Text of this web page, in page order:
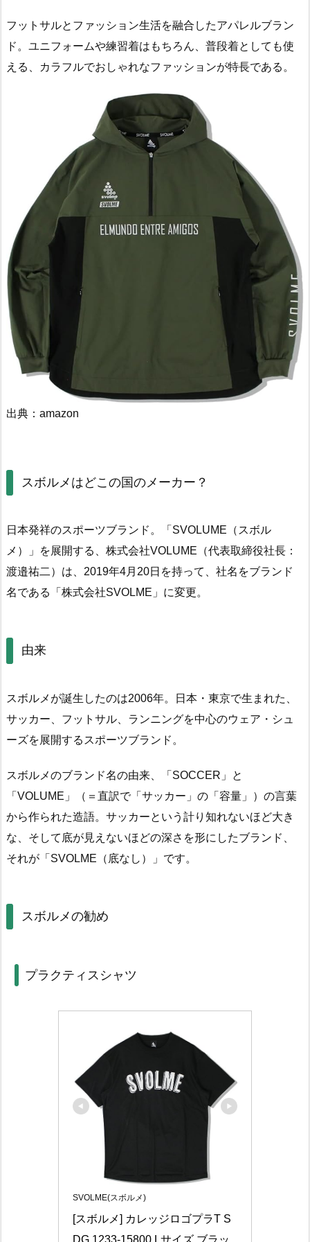
フットサルとファッション生活を融合したアパレルブラン
ド。ユニフォームや練習着はもちろん、普段着としても使
える、カラフルでおしゃれなファッションが特長である。
出典：amazon
スボルメはどこの国のメーカー？
日本発祥のスポーツブランド。「SVOLUME（スボル
メ）」を展開する、株式会社VOLUME（代表取締役社長：
渡邉祐二）は、2019年4月20日を持って、社名をブランド
名である「株式会社SVOLME」に変更。
由来
スボルメが誕生したのは2006年。日本・東京で生まれた、
サッカー、フットサル、ランニングを中心のウェア・シュ
ーズを展開するスポーツブランド。
スボルメのブランド名の由来、「SOCCER」と
「VOLUME」（＝直訳で「サッカー」の「容量」）の言葉
から作られた造語。サッカーという計り知れないほど大き
な、そして底が見えないほどの深さを形にしたブランド、
それが「SVOLME（底なし）」です。
スボルメの勧め
プラクティスシャツ
SVOLME(スボルメ)
[スボルメ] カレッジロゴプラT S